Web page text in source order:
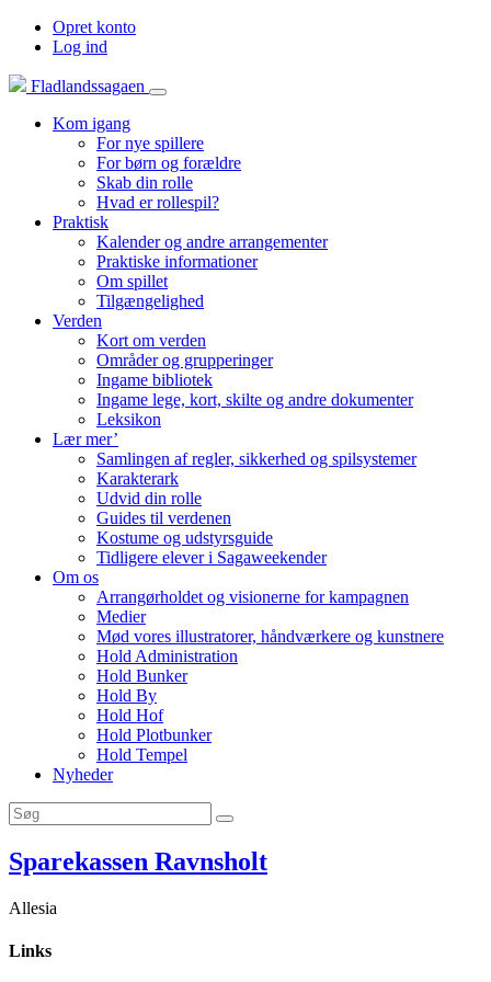
Opret konto
Log ind
Fladlandssagaen
Kom igang
For nye spillere
For børn og forældre
Skab din rolle
Hvad er rollespil?
Praktisk
Kalender og andre arrangementer
Praktiske informationer
Om spillet
Tilgængelighed
Verden
Kort om verden
Områder og grupperinger
Ingame bibliotek
Ingame lege, kort, skilte og andre dokumenter
Leksikon
Lær mer’
Samlingen af regler, sikkerhed og spilsystemer
Karakterark
Udvid din rolle
Guides til verdenen
Kostume og udstyrsguide
Tidligere elever i Sagaweekender
Om os
Arrangørholdet og visionerne for kampagnen
Medier
Mød vores illustratorer, håndværkere og kunstnere
Hold Administration
Hold Bunker
Hold By
Hold Hof
Hold Plotbunker
Hold Tempel
Nyheder
Sparekassen Ravnsholt
Allesia
Links